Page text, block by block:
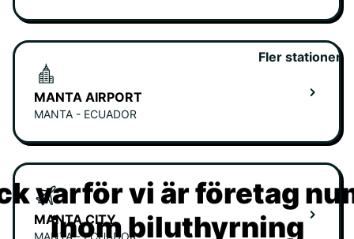
MANTA AIRPORT
MANTA - ECUADOR
MANTA CITY
Fler stationer
varför vi är företag
inom biluthyrning